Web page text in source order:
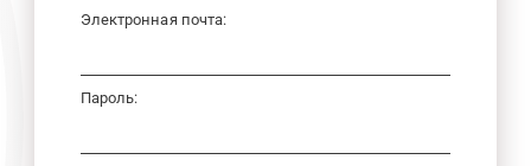
Электронная почта:
Пароль: